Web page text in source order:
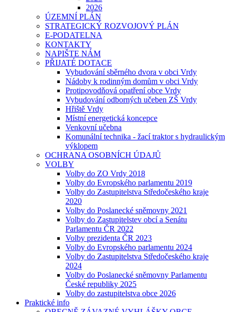
2026
ÚZEMNÍ PLÁN
STRATEGICKÝ ROZVOJOVÝ PLÁN
E-PODATELNA
KONTAKTY
NAPIŠTE NÁM
PŘIJATÉ DOTACE
Vybudování sběrného dvora v obci Vrdy
Nádoby k rodinným domům v obci Vrdy
Protipovodňová opatření obce Vrdy
Vybudování odborných učeben ZŠ Vrdy
Hřiště Vrdy
Místní energetická koncepce
Venkovní učebna
Komunální technika - žací traktor s hydraulickým
výklopem
OCHRANA OSOBNÍCH ÚDAJŮ
VOLBY
Volby do ZO Vrdy 2018
Volby do Evropského parlamentu 2019
Volby do Zastupitelstva Středočeského kraje
2020
Volby do Poslanecké sněmovny 2021
Volby do Zastupitelstev obcí a Senátu
Parlamentu ČR 2022
Volby prezidenta ČR 2023
Volby do Evropského parlamentu 2024
Volby do Zastupitelstva Středočeského kraje
2024
Volby do Poslanecké sněmovny Parlamentu
České republiky 2025
Volby do zastupitelstva obce 2026
Praktické info